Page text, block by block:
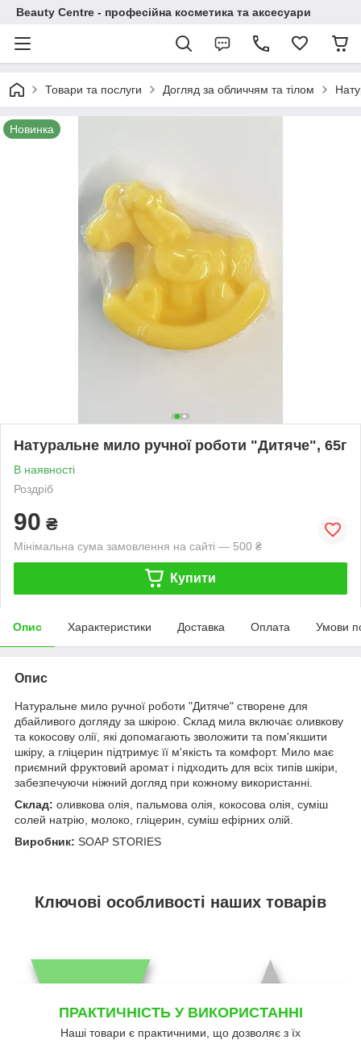
Beauty Centre - професійна косметика та аксесуари
Товари та послуги Догляд за обличчям та тілом
Новинка
Натуральне мило ручної роботи "Дитяче", 65г
В наявності
Роздріб
90 ₴
Мінімальна сума замовлення на сайті — 500 ₴
Купити
Опис Характеристики Доставка Оплата Умови
Опис
Натуральне мило ручної роботи "Дитяче" створене для
дбайливого догляду за шкірою. Склад мила включає оливкову
та кокосову олії, які допомагають зволожити та пом'якшити
шкіру, а гліцерин підтримує її м'якість та комфорт. Мило має
приємний фруктовий аромат і підходить для всіх типів шкіри,
забезпечуючи ніжний догляд при кожному використанні.
Склад: оливкова олія, пальмова олія, кокосова олія, суміш
солей натрію, молоко, гліцерин, суміш ефірних олій.
Виробник: SOAP STORIES
Ключові особливості наших товарів
ПРАКТИЧНІСТЬ У ВИКОРИСТАННІ
Наші товари є практичними, що дозволяє з їх